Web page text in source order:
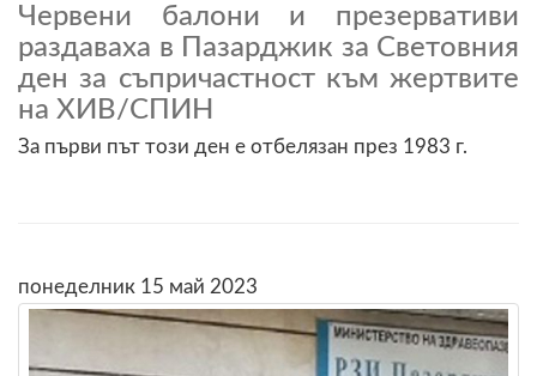
Червени балони и презервативи
раздаваха в Пазарджик за Световния
ден за съпричастност към жертвите
на ХИВ/СПИН
За първи път този ден е отбелязан през 1983 г.
понеделник 15 май 2023